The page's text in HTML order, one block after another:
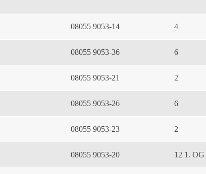
08055 9053-14 4
08055 9053-36 6
08055 9053-21 2
08055 9053-26 6
08055 9053-23 2
08055 9053-20 12 1. OG